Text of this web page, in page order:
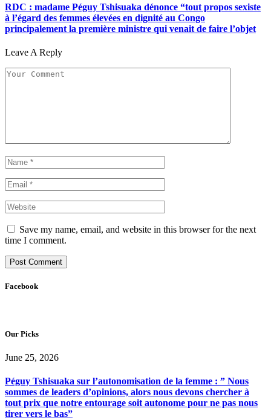
RDC : madame Péguy Tshisuaka dénonce “tout propos sexiste
à l’égard des femmes élevées en dignité au Congo
principalement la première ministre qui venait de faire l’objet
Leave A Reply
Save my name, email, and website in this browser for the next
time I comment.
Facebook
Our Picks
June 25, 2026
Péguy Tshisuaka sur l’autonomisation de la femme : ” Nous
sommes de leaders d’opinions, alors nous devons chercher à
tout prix que notre entourage soit autonome pour ne pas nous
tirer vers le bas”